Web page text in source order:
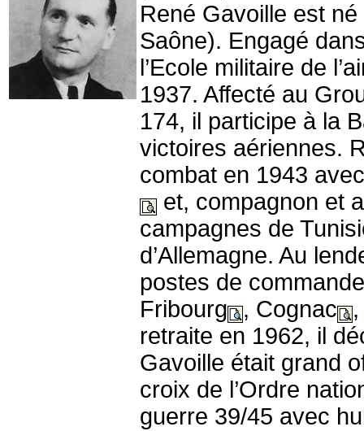
René Gavoille est
Saône). Engagé
l’Ecole militaire de
1937. Affecté au
174, il participe à la
victoires aériennes.
combat en 1943
et, compagnon et
campagnes de
d’Allemagne. Au
postes de
Fribourg
, Cognac
retraite en 1962, il
Gavoille était grand
croix de l’Ordre
guerre 39/45 avec